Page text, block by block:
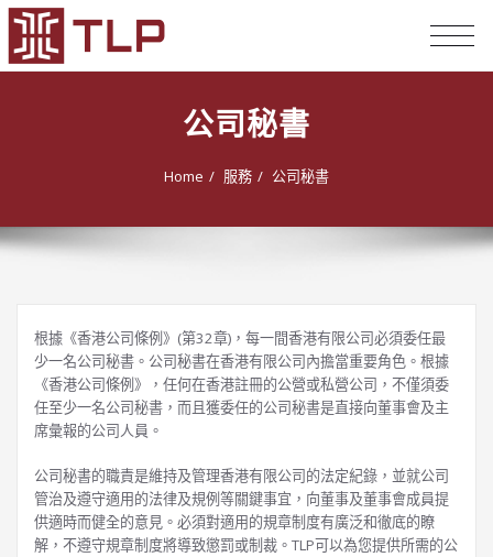
公司秘書
Home 服務 公司秘書
根據《香港公司條例》(第32章)，每一間香港有限公司必須委任最
少一名公司秘書。公司秘書在香港有限公司內擔當重要角色。根據
《香港公司條例》，任何在香港註冊的公營或私營公司，不僅須委
任至少一名公司秘書，而且獲委任的公司秘書是直接向董事會及主
席彙報的公司人員。
公司秘書的職責是維持及管理香港有限公司的法定紀錄，並就公司
管治及遵守適用的法律及規例等關鍵事宜，向董事及董事會成員提
供適時而健全的意見。必須對適用的規章制度有廣泛和徹底的瞭
解，不遵守規章制度將導致懲罰或制裁。TLP可以為您提供所需的公